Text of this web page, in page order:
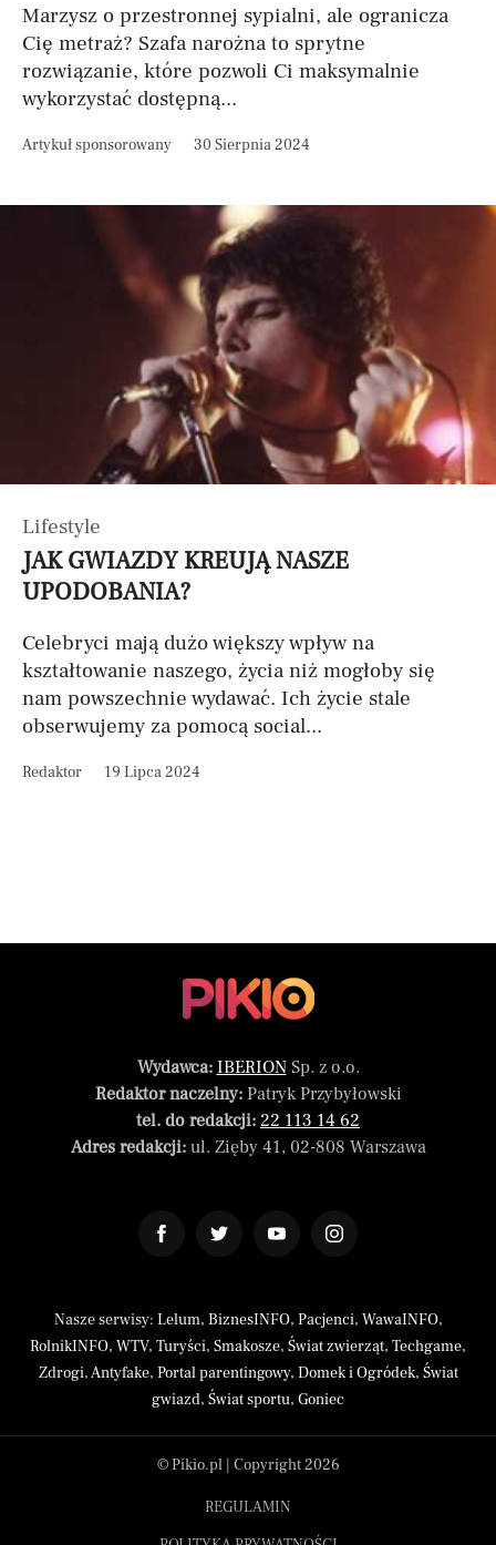
Marzysz o przestronnej sypialni, ale ogranicza
Cię metraż? Szafa narożna to sprytne
rozwiązanie, które pozwoli Ci maksymalnie
wykorzystać dostępną...
Artykuł sponsorowany 30 Sierpnia 2024
Lifestyle
JAK GWIAZDY KREUJĄ NASZE
UPODOBANIA?
Celebryci mają dużo większy wpływ na
kształtowanie naszego, życia niż mogłoby się
nam powszechnie wydawać. Ich życie stale
obserwujemy za pomocą social...
Redaktor 19 Lipca 2024
Wydawca: IBERIONSp. z o.o.
Redaktor naczelny:Patryk Przybyłowski
tel. do redakcji: 22 113 14 62
Adres redakcji:ul. Zięby 41, 02-808 Warszawa
Nasze serwisy: Lelum, BiznesINFO, Pacjenci, WawaINFO,
RolnikINFO, WTV, Turyści, Smakosze, Świat zwierząt, Techgame,
Zdrogi,Antyfake, Portal parentingowy, Domek i Ogródek, Świat
gwiazd, Świat sportu, Goniec
© Pikio.pl | Copyright 2026
REGULAMIN